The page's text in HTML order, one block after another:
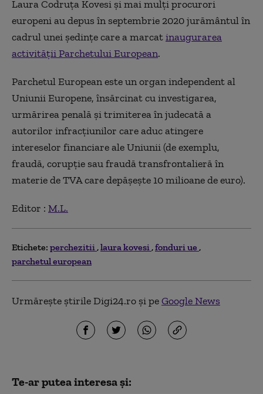
Laura Codruţa Kovesi şi mai mulți procurori
europeni au depus în septembrie 2020 jurământul în
cadrul unei şedinţe care a marcatinaugurarea
activității Parchetului European.
Parchetul European este un organ independent al
Uniunii Europene, însărcinat cu investigarea,
urmărirea penală şi trimiterea în judecată a
autorilor infracţiunilor care aduc atingere
intereselor financiare ale Uniunii (de exemplu,
fraudă, corupţie sau fraudă transfrontalieră în
materie de TVA care depăşeşte 10 milioane de euro).
Editor : M.L.
Etichete: perchezitii laura kovesi fonduri ue
parchetul european
Urmărește știrile Digi24.ro și peGoogle News
Te-ar putea interesa și: